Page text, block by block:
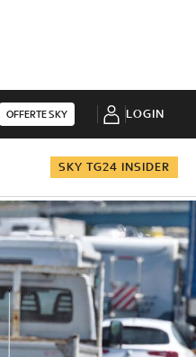
OFFERTE SKY LOGIN
SKY TG24 INSIDER